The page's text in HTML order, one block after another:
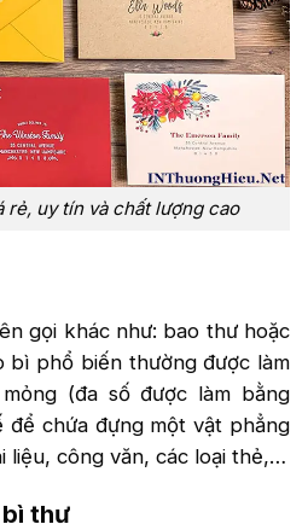
rẻ, uy tín và chất lượng cao
gọi khác như: bao thư hoặc
bì phổ biến thường được làm
(đa số được làm bằng
để chứa đựng một vật phẳng
liệu, công văn, các loại thẻ,…
thư